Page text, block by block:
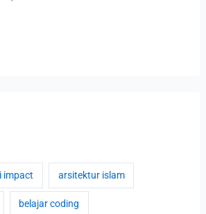
impact arsitektur islam
belajar coding